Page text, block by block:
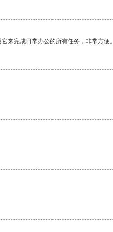
来完成日常办公的所有任务，非常方便。